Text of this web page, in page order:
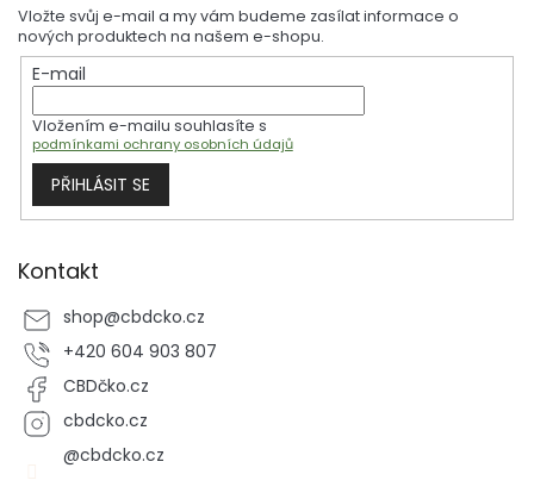
Vložte svůj e-mail a my vám budeme zasílat informace o
nových produktech na našem e-shopu.
E-mail
Vložením e-mailu souhlasíte s
podmínkami ochrany osobních údajů
PŘIHLÁSIT SE
Kontakt
shop@cbdcko.cz
+420 604 903 807
CBDčko.cz
cbdcko.cz
@cbdcko.cz